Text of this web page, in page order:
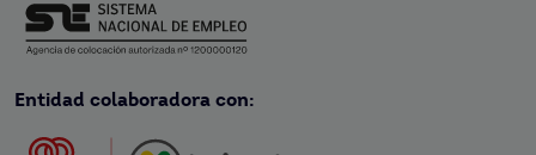
Entidad colaboradora con: